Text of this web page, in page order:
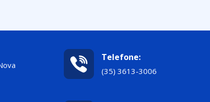
Telefone:
(35) 3613-3006